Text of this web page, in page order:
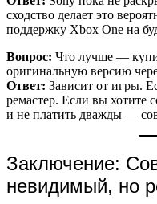
сходство делает это
поддержку Xbox One на
Вопрос: Что лучше —
оригинальную версию
Ответ: Зависит от игры.
ремастер. Если вы хотите
и не платить дважды —
Заключение:
невидимый, но